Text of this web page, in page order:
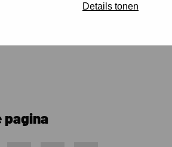
Details tonen
pagina